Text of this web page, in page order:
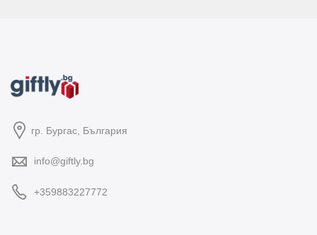
гр. Бургас, България
info@giftly.bg
+359883227772